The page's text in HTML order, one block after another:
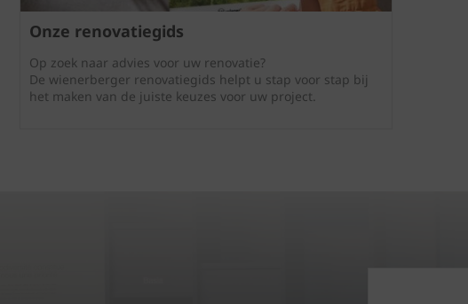
Onze renovatiegids
Op zoek naar advies voor uw renovatie?
De wienerberger renovatiegids helpt u stap voor stap bij
het maken van de juiste keuzes voor uw project.